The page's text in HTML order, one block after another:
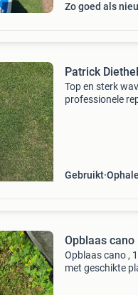
Zo goed als
Patrick
Top en sterk
professionele
Gebruikt
Opblaas cano
Opblaas cano ,
met geschikte